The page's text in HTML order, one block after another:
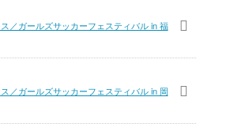
／ガールズサッカーフェスティバル in 福
／ガールズサッカーフェスティバル in 岡